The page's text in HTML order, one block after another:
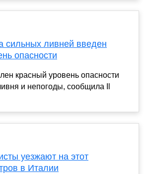
сильных ливней введен
опасности
красный уровень опасности
и непогоды, сообщила Il
уезжают на этот
в Италии